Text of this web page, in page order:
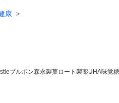
康
ブルボン森永製菓ロート製薬UHA味覚糖